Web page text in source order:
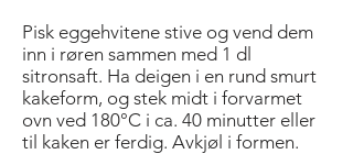
Pisk eggehvitene stive og vend dem
inn i røren sammen med 1 dl
sitronsaft. Ha deigen i en rund smurt
kakeform, og stek midt i forvarmet
ovn ved 180°C i ca. 40 minutter eller
til kaken er ferdig. Avkjøl i formen.